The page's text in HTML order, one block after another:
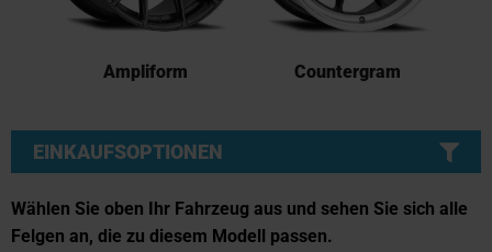
Ampliform Countergram
EINKAUFSOPTIONEN
Wählen Sie oben Ihr Fahrzeug aus und sehen Sie sich alle
Felgen an, die zu diesem Modell passen.